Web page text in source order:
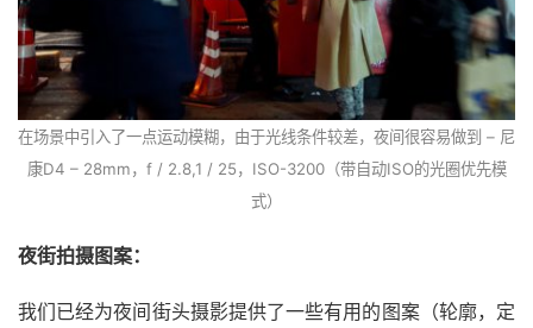
在场景中引入了一点运动模糊，由于光线条件较差，夜间很容易做到 – 尼
康D4 – 28mm，f / 2.8,1 / 25，ISO-3200（带自动ISO的光圈优先模
式）
夜街拍摄图案：
我们已经为夜间街头摄影提供了一些有用的图案（轮廓，定